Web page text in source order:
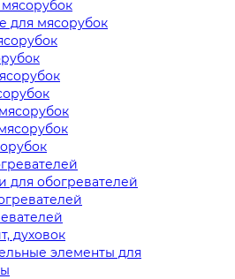
для мясорубок
для обогревателей
духовок
элементы для